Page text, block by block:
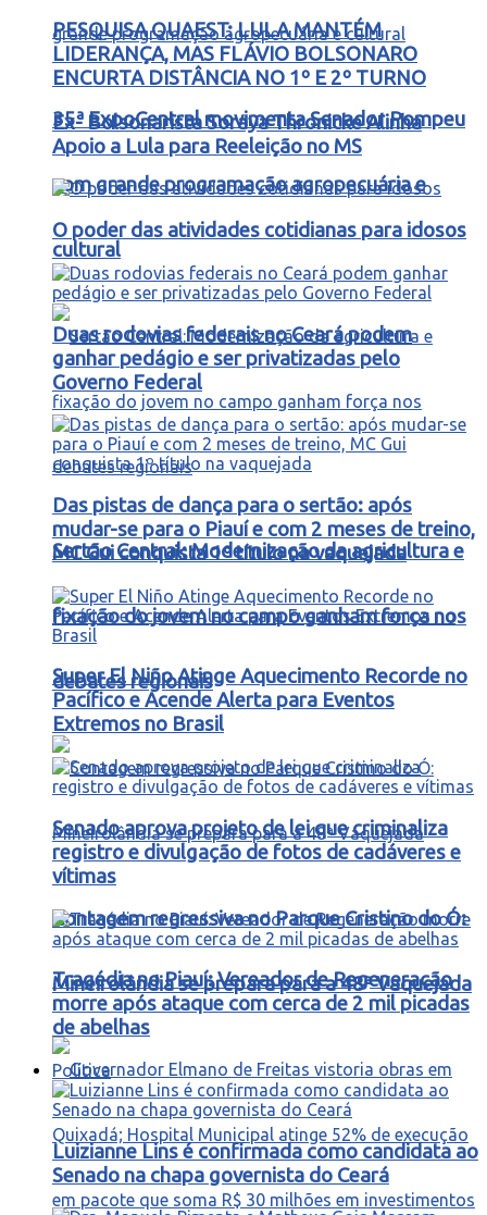
35ª ExpoCentral movimenta Senador Pompeu
com grande programação agropecuária e
cultural
Sertão Central: Modernização da agricultura e
fixação do jovem no campo ganham força nos
debates regionais
Contagem regressiva no Parque Cristino do Ó:
Mineirolândia se prepara para a 48ª Vaquejada
PESQUISA QUAEST: LULA MANTÉM
LIDERANÇA, MAS FLÁVIO BOLSONARO
ENCURTA DISTÂNCIA NO 1º E 2º TURNO
Ex- Bolsonarista Soraya Thronicke Alinha
Apoio a Lula para Reeleição no MS
O poder das atividades cotidianas para idosos
Duas rodovias federais no Ceará podem
ganhar pedágio e ser privatizadas pelo
Governo Federal
Das pistas de dança para o sertão: após
mudar-se para o Piauí e com 2 meses de treino,
MC Gui conquista 1º título na vaquejada
Super El Niño Atinge Aquecimento Recorde no
Pacífico e Acende Alerta para Eventos
Extremos no Brasil
Senado aprova projeto de lei que criminaliza
registro e divulgação de fotos de cadáveres e
vítimas
Tragédia no Piauí: Vereador de Regeneração
morre após ataque com cerca de 2 mil picadas
de abelhas
Política
Luizianne Lins é confirmada como candidata ao
Senado na chapa governista do Ceará